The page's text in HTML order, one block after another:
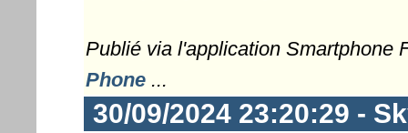
Publié via l'application Smartphone
Phone...
30/09/2024 23:20:29 -